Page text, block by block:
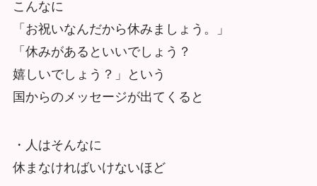
こんなに
「お祝いなんだから休みましょう。」
「休みがあるといいでしょう？
嬉しいでしょう？」という
国からのメッセージが出てくると
・人はそんなに
休まなければいけないほど